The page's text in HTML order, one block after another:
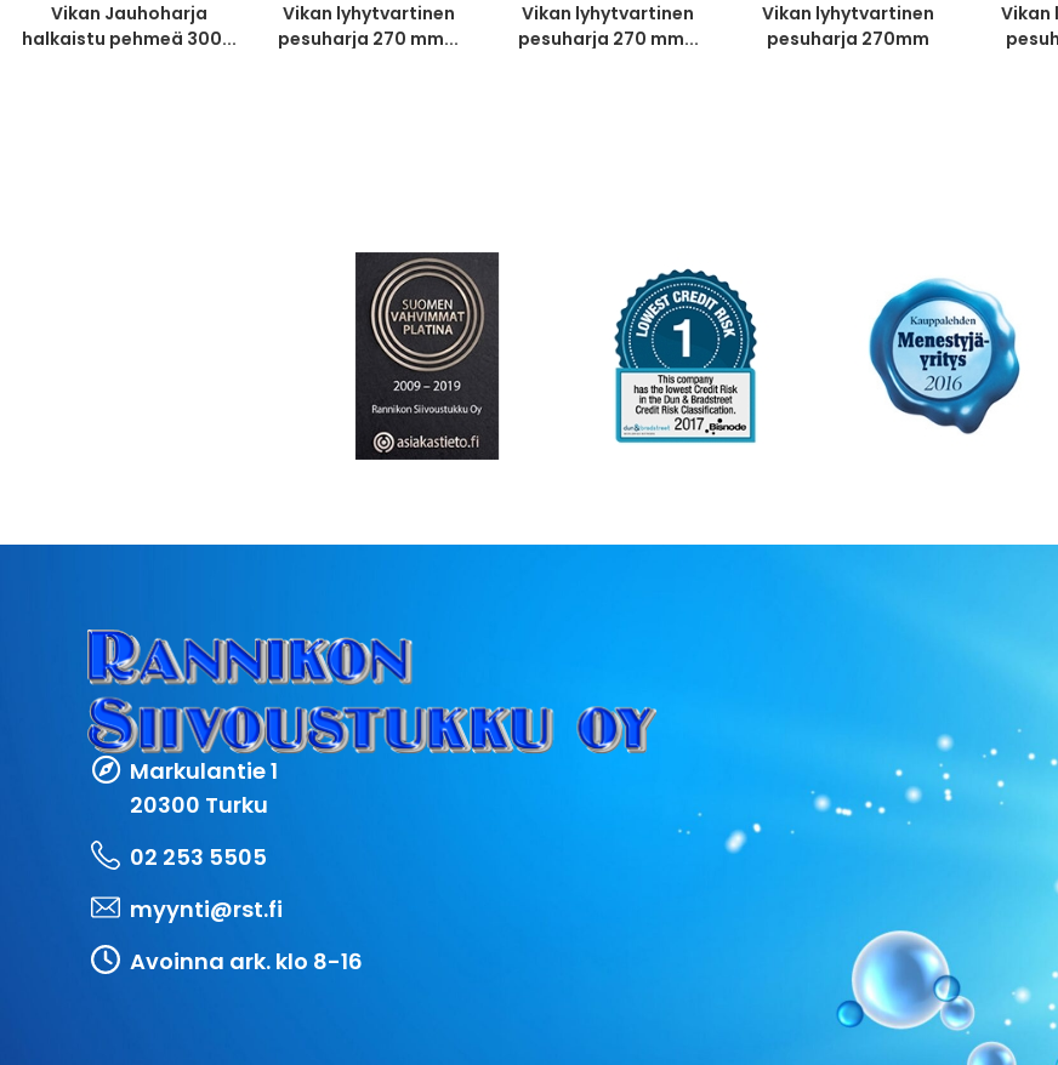
Vikan Jauhoharja
halkaistu pehmeä 300...
Vikan lyhytvartinen
pesuharja 270 mm...
Vikan lyhytvartinen
pesuharja 270 mm...
Vikan lyhytvartinen
pesuharja 270mm
Vikan
Markulantie 1
20300 Turku
02 253 5505
myynti@rst.fi
Avoinna ark. klo 8-16